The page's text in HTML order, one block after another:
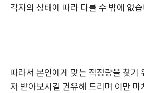
각자의 상태에 따라 다를 수 밖에 없
따라서 본인에게 맞는 적정량을 찾기
저 받아보시길 권유해 드리며 이만